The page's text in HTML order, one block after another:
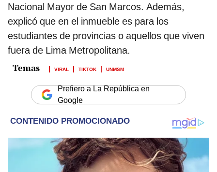
Nacional Mayor de San Marcos. Además,
explicó que en el inmueble es para los
estudiantes de provincias o aquellos que viven
fuera de Lima Metropolitana.
VIRAL TIKTOK UNMSM
Prefiero a La República en
Google